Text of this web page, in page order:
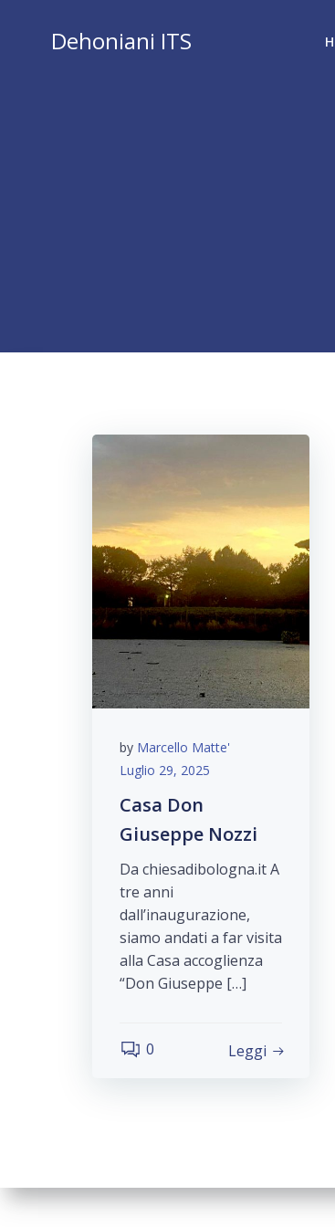
contenutoDehoniani ITS
by Marcello Matte'
Luglio 29, 2025
Casa Don
Giuseppe Nozzi
Da chiesadibologna.it A
tre anni
dall’inaugurazione,
siamo andati a far visita
alla Casa accoglienza
“Don Giuseppe […]
0 Leggi